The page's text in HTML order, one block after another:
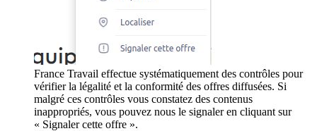
France Travail effectue systématiquement des contrôles pour
vérifier la légalité et la conformité des offres diffusées. Si
malgré ces contrôles vous constatez des contenus
inappropriés, vous pouvez nous le signaler en cliquant sur
« Signaler cette offre ».